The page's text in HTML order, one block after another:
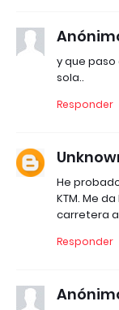
y que paso
sola..
Responder
He
KTM. Me
carretera
Responder